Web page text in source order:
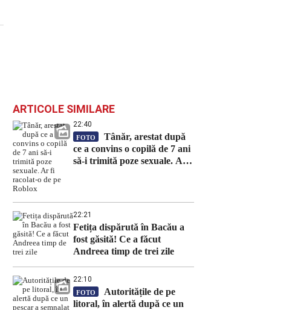
ARTICOLE SIMILARE
22:40
FOTO
Tânăr, arestat după
ce a convins o copilă de 7 ani
să-i trimită poze sexuale. Ar
22:21
Fetița dispărută în Bacău a
fost găsită! Ce a făcut
Andreea timp de trei zile
22:10
FOTO
Autoritățile de pe
litoral, în alertă după ce un